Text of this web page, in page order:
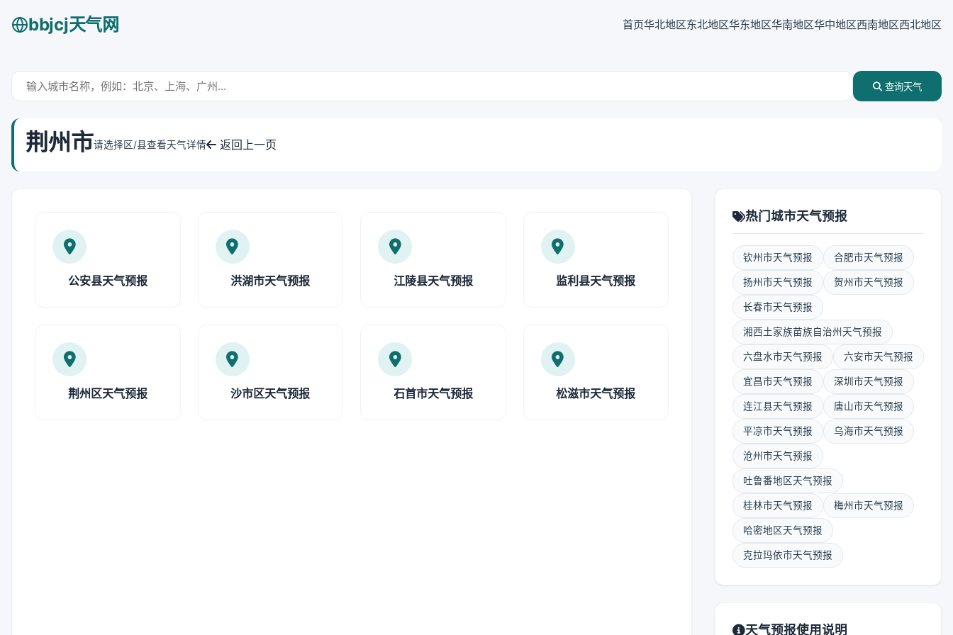
bbjcj天气网 首页华北地区东北地区华东地区华南地区华中地区西南地区西北地区
查询天气
荆州市请选择区/县查看天气详情 返回上一页
公安县天气预报 洪湖市天气预报 江陵县天气预报 监利县天气预报
荆州区天气预报 沙市区天气预报 石首市天气预报 松滋市天气预报
热门城市天气预报
钦州市天气预报 合肥市天气预报
扬州市天气预报 贺州市天气预报
长春市天气预报
湘西土家族苗族自治州天气预报
六盘水市天气预报 六安市天气预报
宜昌市天气预报 深圳市天气预报
连江县天气预报 唐山市天气预报
平凉市天气预报 乌海市天气预报
沧州市天气预报
吐鲁番地区天气预报
桂林市天气预报 梅州市天气预报
哈密地区天气预报
克拉玛依市天气预报
天气预报使用说明